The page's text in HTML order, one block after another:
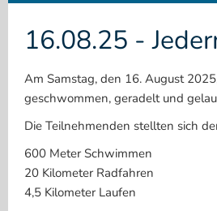
16.08.25 -
Am Samstag, den 16. August
geschwommen, geradelt und
Die Teilnehmenden stellten sich
600 Meter Schwimmen
20 Kilometer Radfahren
4,5 Kilometer Laufen